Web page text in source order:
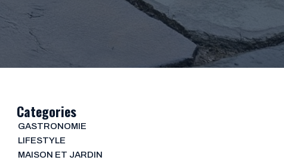
Categories
GASTRONOMIE
LIFESTYLE
MAISON ET JARDIN